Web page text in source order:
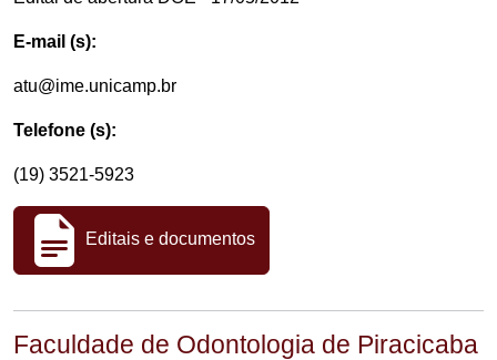
E-mail (s):
atu@ime.unicamp.br
Telefone (s):
(19) 3521-5923
Editais e documentos
Faculdade de Odontologia de Piracicaba